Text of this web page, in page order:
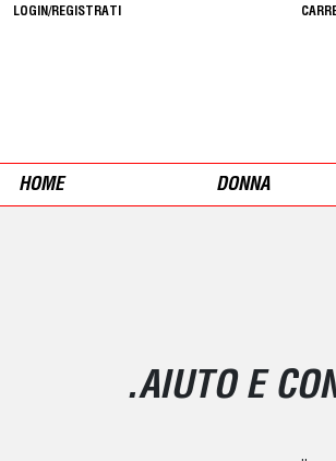
LOGIN/REGISTRATI
HOME DONNA
.AIUTO E